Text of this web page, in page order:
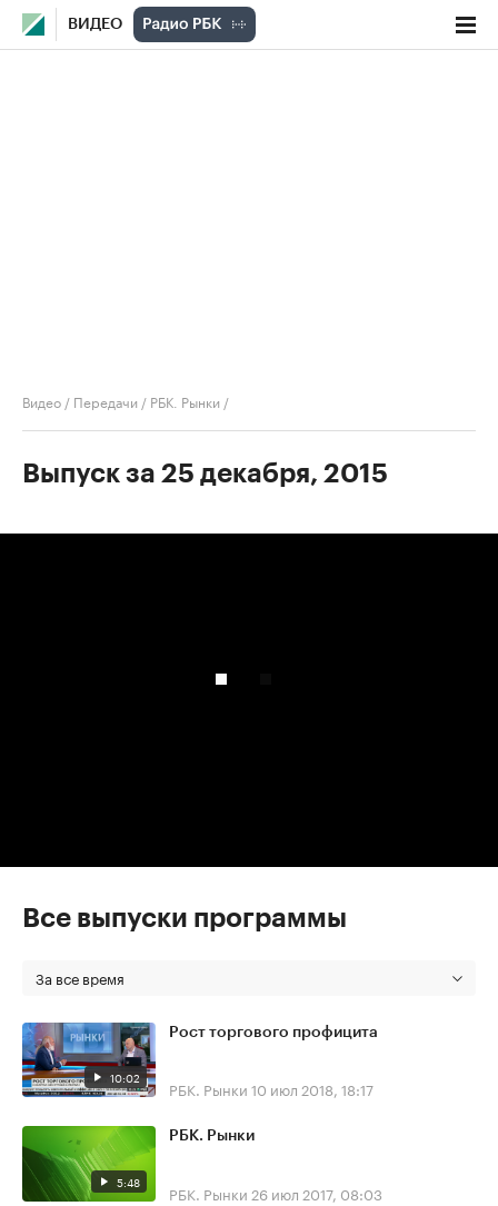
ВИДЕО
Видео / Передачи / РБК. Рынки /
Выпуск за 25 декабря, 2015
Все выпуски программы
За все время
10:02
Рост торгового профицита
РБК. Рынки 10 июл 2018, 18:17
5:48
РБК. Рынки
РБК. Рынки 26 июл 2017, 08:03